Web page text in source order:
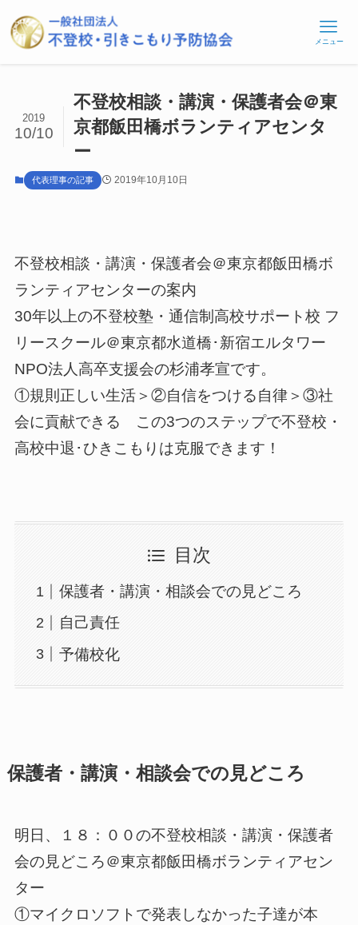
メニュー
不登校相談・講演・保護者会＠東
京都飯田橋ボランティアセンタ
ー
2019
10/10
代表理事の記事 2019年10月10日
不登校相談・講演・保護者会＠東京都飯田橋ボ
ランティアセンターの案内
30年以上の不登校塾・通信制高校サポート校 フ
リースクール＠東京都水道橋･新宿エルタワー
NPO法人高卒支援会の杉浦孝宣です。
①規則正しい生活＞②自信をつける自律＞③社
会に貢献できる この3つのステップで不登校・
高校中退･ひきこもりは克服できます！
目次
保護者・講演・相談会での見どころ
自己責任
予備校化
保護者・講演・相談会での見どころ
明日、１８：００の不登校相談・講演・保護者
会の見どころ＠東京都飯田橋ボランティアセン
ター
①マイクロソフトで発表しなかった子達が本